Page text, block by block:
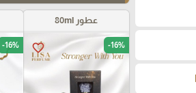
عطور 80ml
favorite_border -16%
-16%